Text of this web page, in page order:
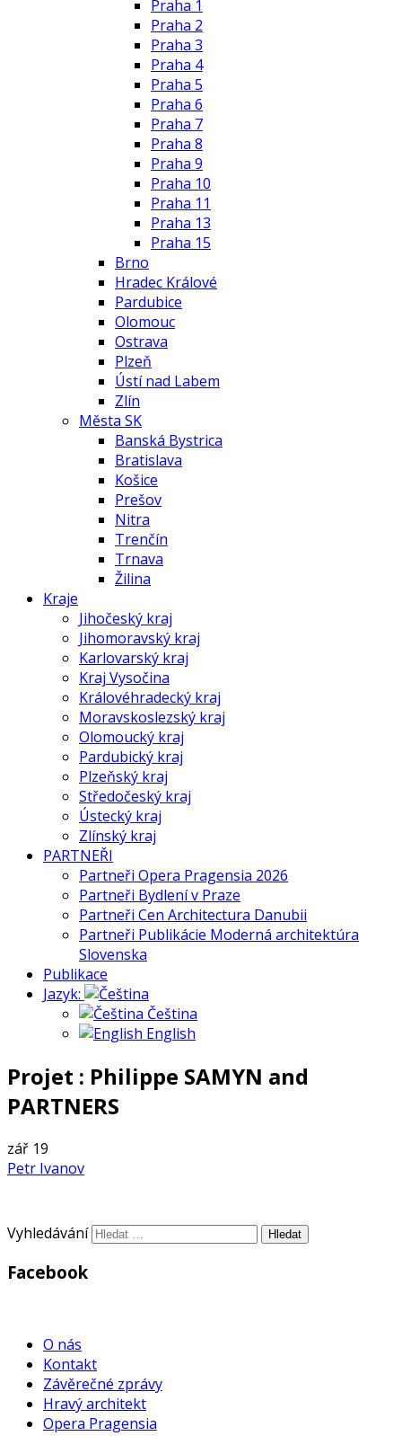
Praha 1
Praha 2
Praha 3
Praha 4
Praha 5
Praha 6
Praha 7
Praha 8
Praha 9
Praha 10
Praha 11
Praha 13
Praha 15
Brno
Hradec Králové
Pardubice
Olomouc
Ostrava
Plzeň
Ústí nad Labem
Zlín
Města SK
Banská Bystrica
Bratislava
Košice
Prešov
Nitra
Trenčín
Trnava
Žilina
Kraje
Jihočeský kraj
Jihomoravský kraj
Karlovarský kraj
Kraj Vysočina
Královéhradecký kraj
Moravskoslezský kraj
Olomoucký kraj
Pardubický kraj
Plzeňský kraj
Středočeský kraj
Ústecký kraj
Zlínský kraj
PARTNEŘI
Partneři Opera Pragensia 2026
Partneři Bydlení v Praze
Partneři Cen Architectura Danubii
Partneři Publikácie Moderná architektúra
Slovenska
Publikace
Jazyk:
Čeština
English
Projet : Philippe SAMYN and
PARTNERS
zář 19
Petr Ivanov
Vyhledávání
Facebook
O nás
Kontakt
Závěrečné zprávy
Hravý architekt
Opera Pragensia